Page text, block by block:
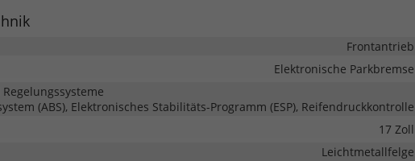
Frontantrieb
Elektronische Parkbremse
(ABS), Elektronisches Stabilitäts-Programm (ESP), Reifendruckkontrolle
17 Zoll
Leichtmetallfelge